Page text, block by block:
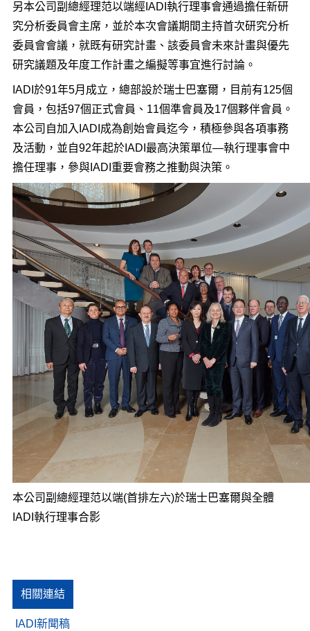
另本公司副總經理范以端經IADI執行理事會通過擔任新研
究分析委員會主席，並於本次會議期間主持首次研究分析
委員會會議，就既有研究計畫、該委員會未來計畫與優先
研究議題及年度工作計畫之編擬等事宜進行討論。
IADI於91年5月成立，總部設於瑞士巴塞爾，目前有125個
會員，包括97個正式會員、11個準會員及17個夥伴會員。
本公司自加入IADI成為創始會員迄今，積極參與各項事務
及活動，並自92年起於IADI最高決策單位—執行理事會中
擔任理事，參與IADI重要會務之推動與決策。
本公司副總經理范以端(首排左六)於瑞士巴塞爾與全體
IADI執行理事合影
相關連結
IADI新聞稿